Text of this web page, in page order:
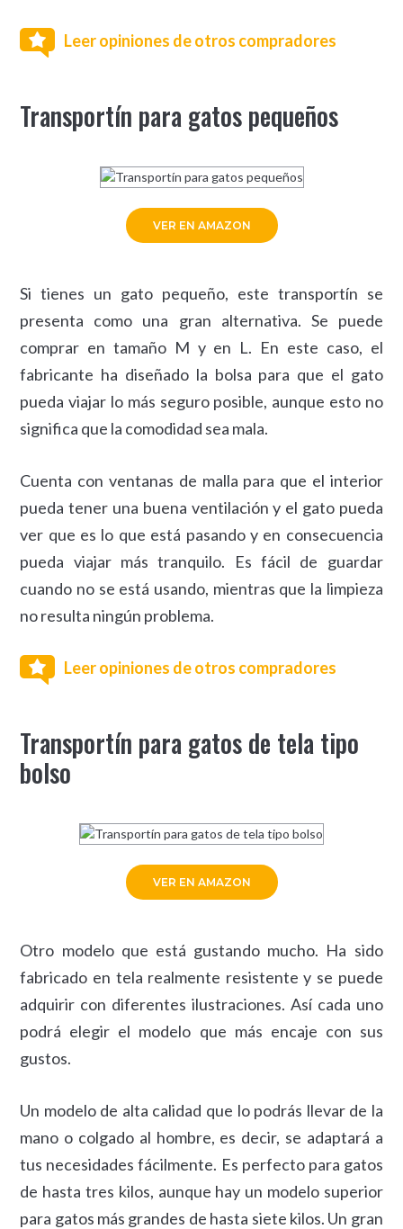
Leer opiniones de otros compradores
Transportín para gatos pequeños
VER EN AMAZON
Si tienes un gato pequeño, este transportín se
presenta como una gran alternativa. Se puede
comprar en tamaño M y en L. En este caso, el
fabricante ha diseñado la bolsa para que el gato
pueda viajar lo más seguro posible, aunque esto no
significa que la comodidad sea mala.
Cuenta con ventanas de malla para que el interior
pueda tener una buena ventilación y el gato pueda
ver que es lo que está pasando y en consecuencia
pueda viajar más tranquilo. Es fácil de guardar
cuando no se está usando, mientras que la limpieza
no resulta ningún problema.
Leer opiniones de otros compradores
Transportín para gatos de tela tipo
bolso
VER EN AMAZON
Otro modelo que está gustando mucho. Ha sido
fabricado en tela realmente resistente y se puede
adquirir con diferentes ilustraciones. Así cada uno
podrá elegir el modelo que más encaje con sus
gustos.
Un modelo de alta calidad que lo podrás llevar de la
mano o colgado al hombre, es decir, se adaptará a
tus necesidades fácilmente. Es perfecto para gatos
de hasta tres kilos, aunque hay un modelo superior
para gatos más grandes de hasta siete kilos. Un gran